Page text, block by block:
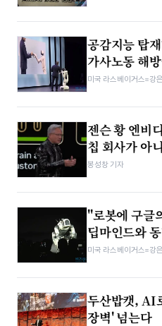
공감지능 탑
가사노동 해
미국 라스베이거스=강
젠슨 황 엔비
칩 회사가 아
봉성창 기자
"로봇에 구글
딥마인드와
미국 라스베이거스=강
두산밥캣, AI
장벽' 넘는다